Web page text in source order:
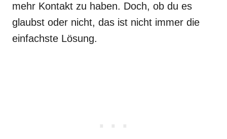
mehr Kontakt zu haben. Doch, ob du es
glaubst oder nicht, das ist nicht immer die
einfachste Lösung.